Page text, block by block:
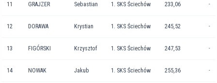
11 GRAJZER Sebastian 1. SKS Ściechów 233,06 -
12 DORAWA Krystian 1. SKS Ściechów 245,52 -
13 FIGÓRSKI Krzysztof 1. SKS Ściechów 247,53 -
14 NOWAK Jakub 1. SKS Ściechów 255,36 -